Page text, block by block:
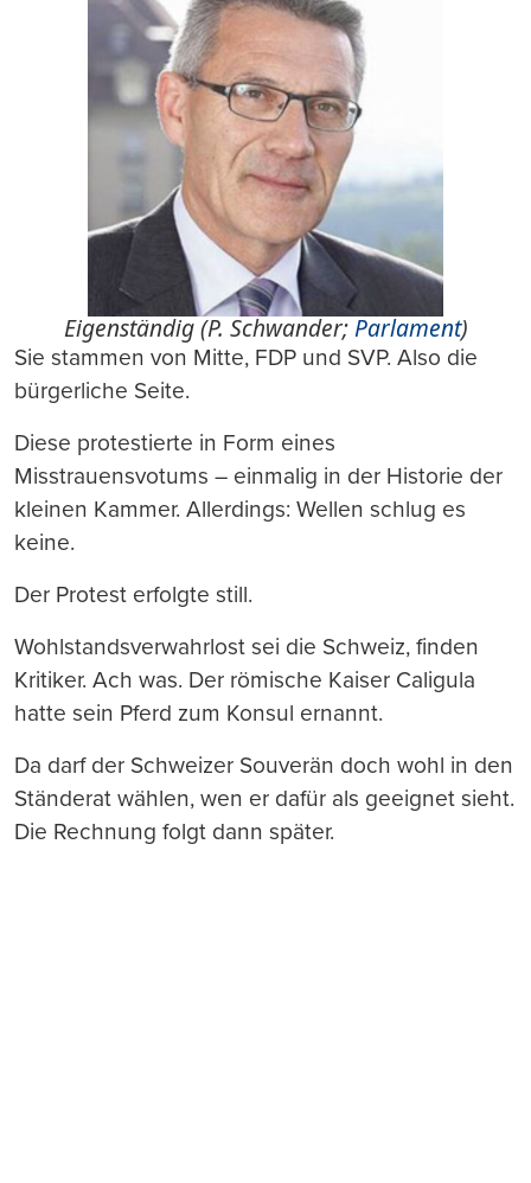
Eigenständig (P. Schwander;Parlament)
Sie stammen von Mitte, FDP und SVP. Also die
bürgerliche Seite.
Diese protestierte in Form eines
Misstrauensvotums – einmalig in der Historie der
kleinen Kammer. Allerdings: Wellen schlug es
keine.
Der Protest erfolgte still.
Wohlstandsverwahrlost sei die Schweiz, finden
Kritiker. Ach was. Der römische Kaiser Caligula
hatte sein Pferd zum Konsul ernannt.
Da darf der Schweizer Souverän doch wohl in den
Ständerat wählen, wen er dafür als geeignet sieht.
Die Rechnung folgt dann später.